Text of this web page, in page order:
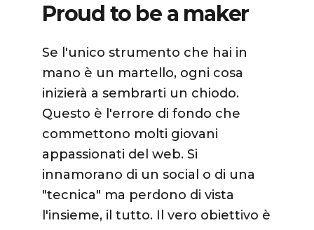
Proud to be a maker
Se l'unico strumento che hai in
mano è un martello, ogni cosa
inizierà a sembrarti un chiodo.
Questo è l'errore di fondo che
commettono molti giovani
appassionati del web. Si
innamorano di un social o di una
"tecnica" ma perdono di vista
l'insieme, il tutto. Il vero obiettivo è